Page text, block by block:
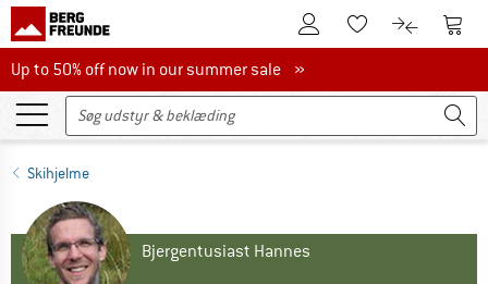
Til kundekontoenTil huskesedlen.
Til Til
Up to 50% off now in our summer sale
Up to 50% off now in our summer sale »
Skihjelme
Bjergentusiast Hannes